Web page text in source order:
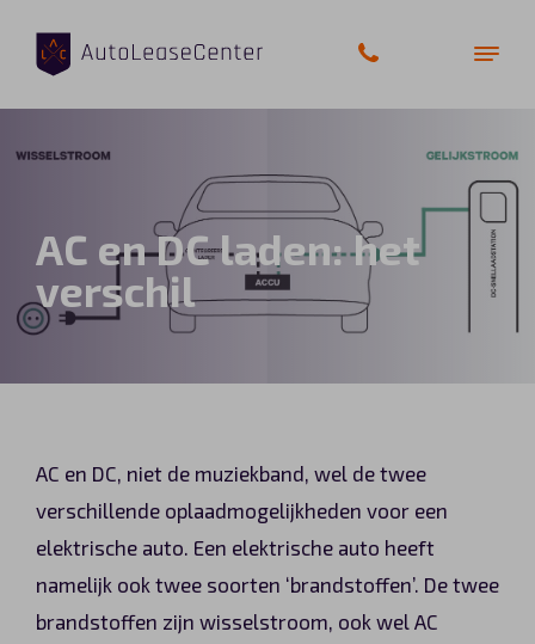
AC en DC laden: het
verschil
AC en DC, niet de muziekband, wel de twee
verschillende oplaadmogelijkheden voor een
elektrische auto. Een elektrische auto heeft
namelijk ook twee soorten ‘brandstoffen’. De twee
brandstoffen zijn wisselstroom, ook wel AC
Zakelijke auto’s
Bedrijfswagens
Elektrische auto’s
Wagenparkbeheer
Shortlease